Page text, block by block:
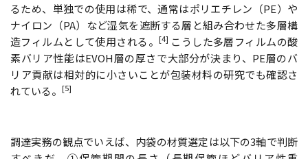
るため、単独での使用は稀で、通常はポリエチレン（PE）や
ナイロン（PA）など湿気を遮断する層と組み合わせた多層構
造フィルムとして使用される。 [4] こうした多層フィルムの酸
素バリア性能はEVOH層の厚さで大部分が決まり、PE層のバ
リア貢献は相対的に小さいことが包装材料の研究でも確認さ
れている。 [5]
調達実務の観点でいえば、内袋の材質選定は以下の3軸で判断